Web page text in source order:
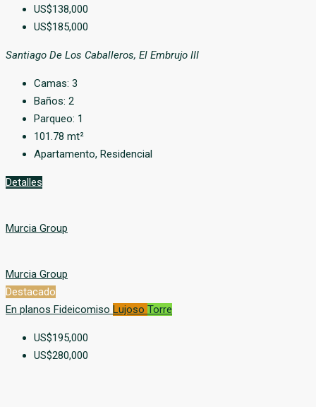
US$138,000
US$185,000
Santiago De Los Caballeros, El Embrujo III
Camas: 3
Baños: 2
Parqueo: 1
101.78 mt²
Apartamento, Residencial
Detalles
Murcia Group
Murcia Group
Destacado
En planos Fideicomiso Lujoso Torre
US$195,000
US$280,000